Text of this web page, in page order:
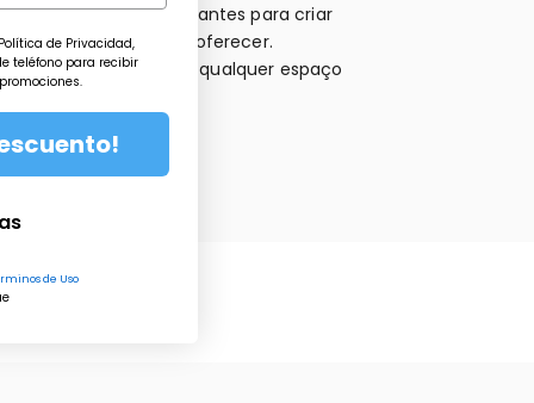
ou datas importantes para criar
para decorar ou oferecer.
que transforma qualquer espaço
de Privacidad,
teléfono para recibir
de Uso